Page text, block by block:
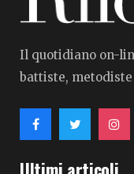
Il quotidiano on-
battiste,